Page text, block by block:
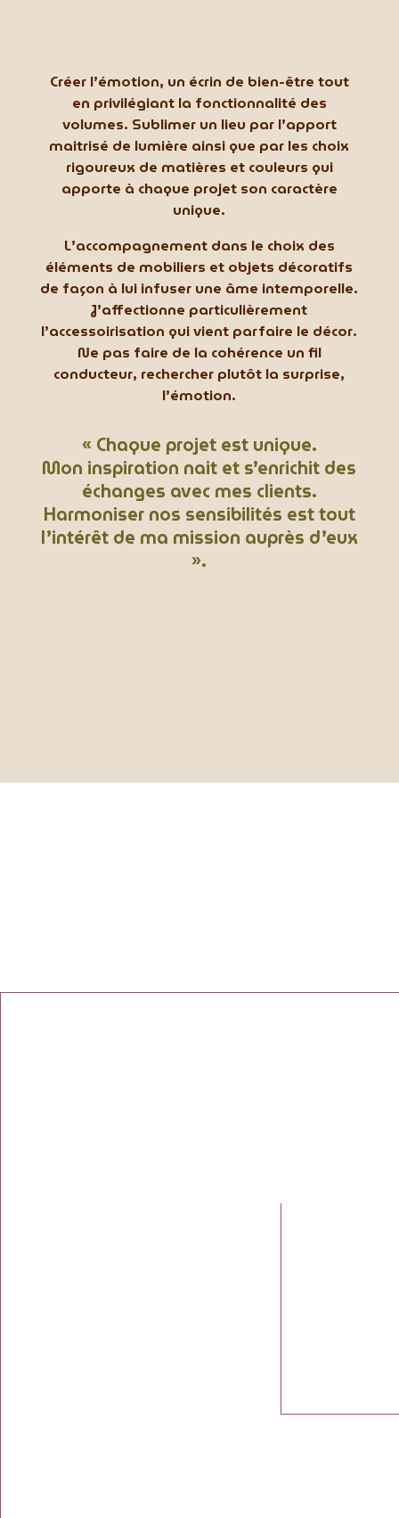
Créer l’émotion, un écrin de bien-être tout
en privilégiant la fonctionnalité des
volumes. Sublimer un lieu par l’apport
maitrisé de lumière ainsi que par les choix
rigoureux de matières et couleurs qui
apporte à chaque projet son caractère
unique.
L’accompagnement dans le choix des
éléments de mobiliers et objets décoratifs
de façon à lui infuser une âme intemporelle.
J’affectionne particulièrement
l’accessoirisation qui vient parfaire le décor.
Ne pas faire de la cohérence un fil
conducteur, rechercher plutôt la surprise,
l’émotion.
« Chaque projet est unique.
Mon inspiration nait et s’enrichit des
échanges avec mes clients.
Harmoniser nos sensibilités est tout
l’intérêt de ma mission auprès d’eux
».